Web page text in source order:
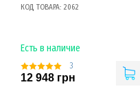
КОД ТОВАРА: 2062
Есть в наличие
3
12 948 грн